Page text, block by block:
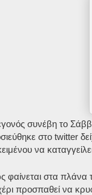
συνέβη το
στο twitter
να
στα πλάνα
προσπαθεί να